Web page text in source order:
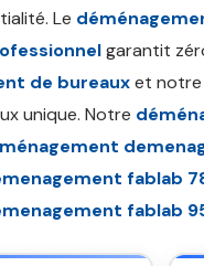
Le
garantit
de bureauxet notre
unique. Notre
fablab
fablab